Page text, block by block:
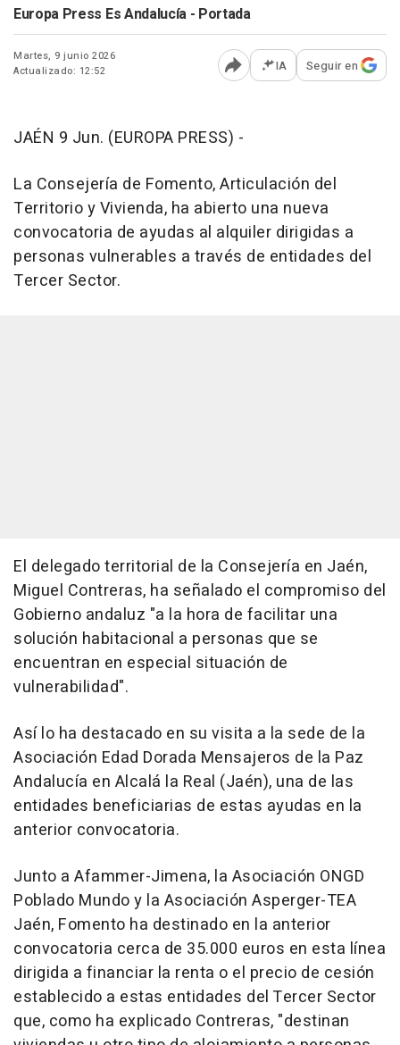
Europa Press Es Andalucía - Portada
Martes, 9 junio 2026
Actualizado: 12:52
Abrir opciones para
IA Seguir en
JAÉN 9 Jun. (EUROPA PRESS) -
La Consejería de Fomento, Articulación del
Territorio y Vivienda, ha abierto una nueva
convocatoria de ayudas al alquiler dirigidas a
personas vulnerables a través de entidades del
Tercer Sector.
El delegado territorial de la Consejería en Jaén,
Miguel Contreras, ha señalado el compromiso del
Gobierno andaluz "a la hora de facilitar una
solución habitacional a personas que se
encuentran en especial situación de
vulnerabilidad".
Así lo ha destacado en su visita a la sede de la
Asociación Edad Dorada Mensajeros de la Paz
Andalucía en Alcalá la Real (Jaén), una de las
entidades beneficiarias de estas ayudas en la
anterior convocatoria.
Junto a Afammer-Jimena, la Asociación ONGD
Poblado Mundo y la Asociación Asperger-TEA
Jaén, Fomento ha destinado en la anterior
convocatoria cerca de 35.000 euros en esta línea
dirigida a financiar la renta o el precio de cesión
establecido a estas entidades del Tercer Sector
que, como ha explicado Contreras, "destinan